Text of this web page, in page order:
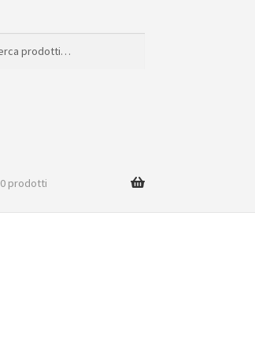
0 prodotti